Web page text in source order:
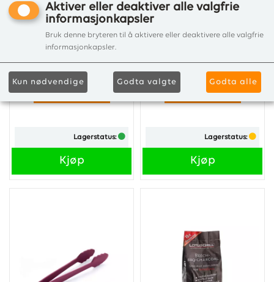
LOTUSGRILL BBQ
KLYPE DEEP BLUE
høykvalitets rustfritt stål
dekket med varmebestandig
silikon (tåler opptil 250°C).
Kr 299,00
Lagerstatus:
Kjøp
KLYPE LIME GREEN
høykvalitets rustfritt stål
dekket med varmebestandig
silikon (tåler opptil 250°C).
Kr 299,00
Lagerstatus:
Kjøp
Aktiver eller deaktiver alle valgfrie
informasjonkapsler
Bruk denne bryteren til å aktivere eller deaktivere alle valgfrie
informasjonkapsler.
Kun nødvendige Godta valgte Godta alle